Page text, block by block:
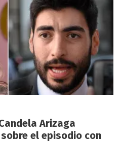
Arizaga
el episodio con